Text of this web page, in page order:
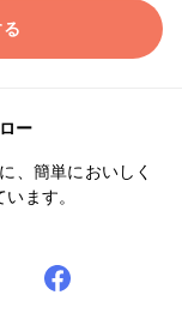
ー
、簡単においしく
ます。